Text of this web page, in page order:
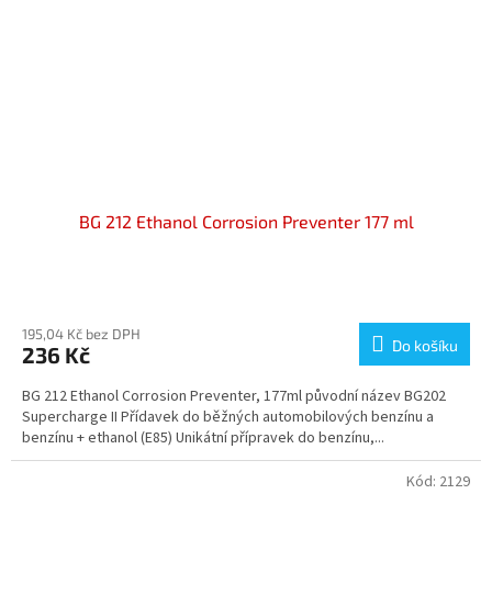
BG 212 Ethanol Corrosion Preventer 177 ml
produktu
je
z
5
hvězdiček.
195,04 Kč bez DPH
236 Kč Do košíku
BG 212 Ethanol Corrosion Preventer, 177ml původní název BG202
Supercharge II Přídavek do běžných automobilových benzínu a
benzínu + ethanol (E85) Unikátní přípravek do benzínu,...
Kód: 2129